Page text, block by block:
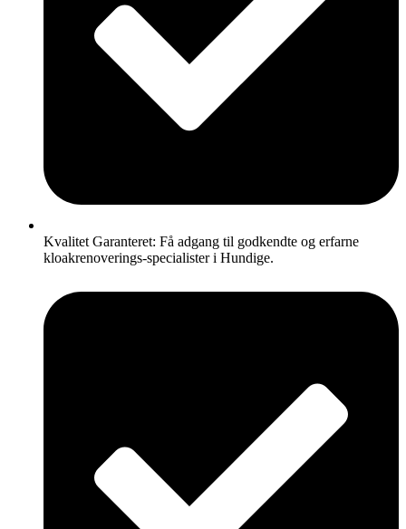
Kvalitet Garanteret: Få adgang til godkendte og erfarne
kloakrenoverings-specialister i Hundige.